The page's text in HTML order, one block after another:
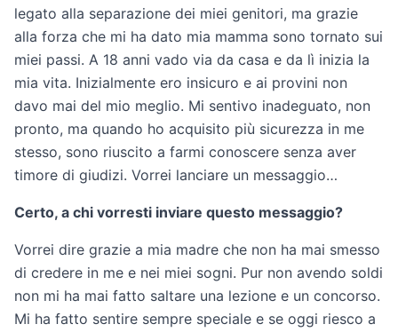
legato alla separazione dei miei genitori, ma grazie
alla forza che mi ha dato mia mamma sono tornato sui
miei passi. A 18 anni vado via da casa e da lì inizia la
mia vita. Inizialmente ero insicuro e ai provini non
davo mai del mio meglio. Mi sentivo inadeguato, non
pronto, ma quando ho acquisito più sicurezza in me
stesso, sono riuscito a farmi conoscere senza aver
timore di giudizi. Vorrei lanciare un messaggio…
Certo, a chi vorresti inviare questo messaggio?
Vorrei dire grazie a mia madre che non ha mai smesso
di credere in me e nei miei sogni. Pur non avendo soldi
non mi ha mai fatto saltare una lezione e un concorso.
Mi ha fatto sentire sempre speciale e se oggi riesco a